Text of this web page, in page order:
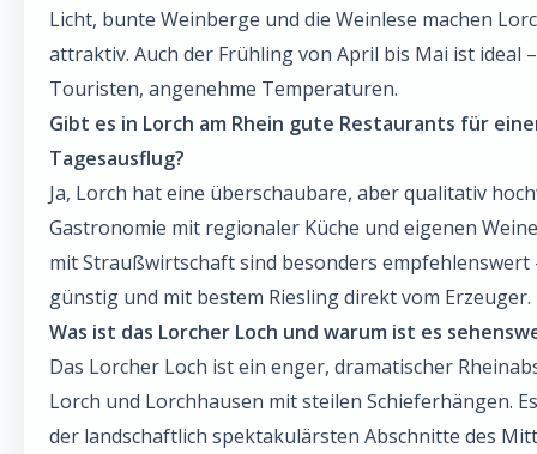
Licht, bunte Weinberge und die Weinlese machen
attraktiv. Auch der Frühling von April bis Mai ist ideal
Touristen, angenehme Temperaturen.
Gibt es in Lorch am Rhein gute Restaurants für
Tagesausflug?
Ja, Lorch hat eine überschaubare, aber qualitativ
Gastronomie mit regionaler Küche und eigenen
mit Straußwirtschaft sind besonders empfehlenswert
günstig und mit bestem Riesling direkt vom Erzeuger.
Was ist das Lorcher Loch und warum ist es
Das Lorcher Loch ist ein enger, dramatischer
Lorch und Lorchhausen mit steilen Schieferhängen.
der landschaftlich spektakulärsten Abschnitte des